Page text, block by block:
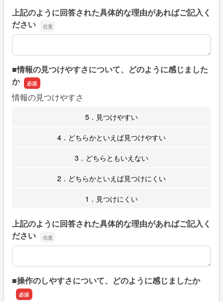
上記のように回答された具体的な理由があればご記入く
ださい
上記のように回答された具体的な理由があればご記入くだ
■情報の見つけやすさについて、どのように感じました
か
情報の見つけやすさ
5．見つけやすい
4．どちらかといえば見つけやすい
3．どちらともいえない
2．どちらかといえば見つけにくい
1．見つけにくい
上記のように回答された具体的な理由があればご記入く
ださい
上記のように回答された具体的な理由があればご記入くだ
■操作のしやすさについて、どのように感じましたか